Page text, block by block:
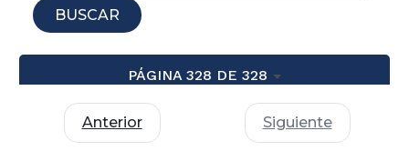
BUSCAR
PÁGINA 328 DE 328
Anterior Siguiente